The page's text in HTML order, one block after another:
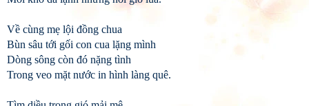
Về cùng mẹ lội đồng chua
Bùn sâu tới gối con cua lặng mình
Dòng sông còn đó nặng tình
Trong veo mặt nước in hình làng quê.